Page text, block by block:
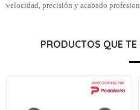
velocidad, precisión y acabado
PRODUCTOS QUE TE